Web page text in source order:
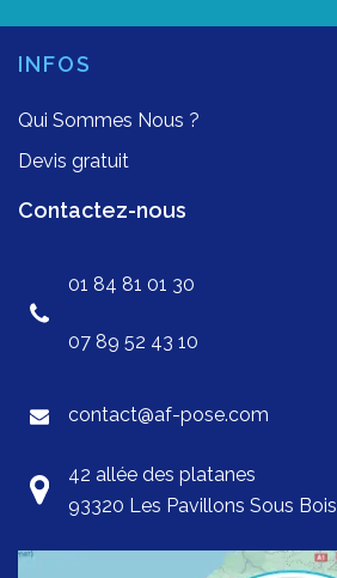
INFOS
Qui Sommes Nous ?
Devis gratuit
Contactez-nous
01 84 81 01 30
07 89 52 43 10
contact@af-pose.com
42 allée des platanes
93320 Les Pavillons Sous Bois